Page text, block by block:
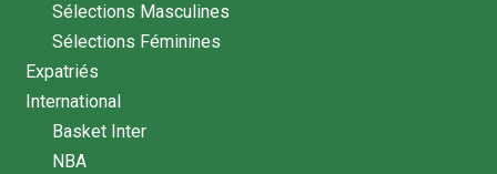
Sélections Masculines
Sélections Féminines
Expatriés
International
Basket Inter
NBA